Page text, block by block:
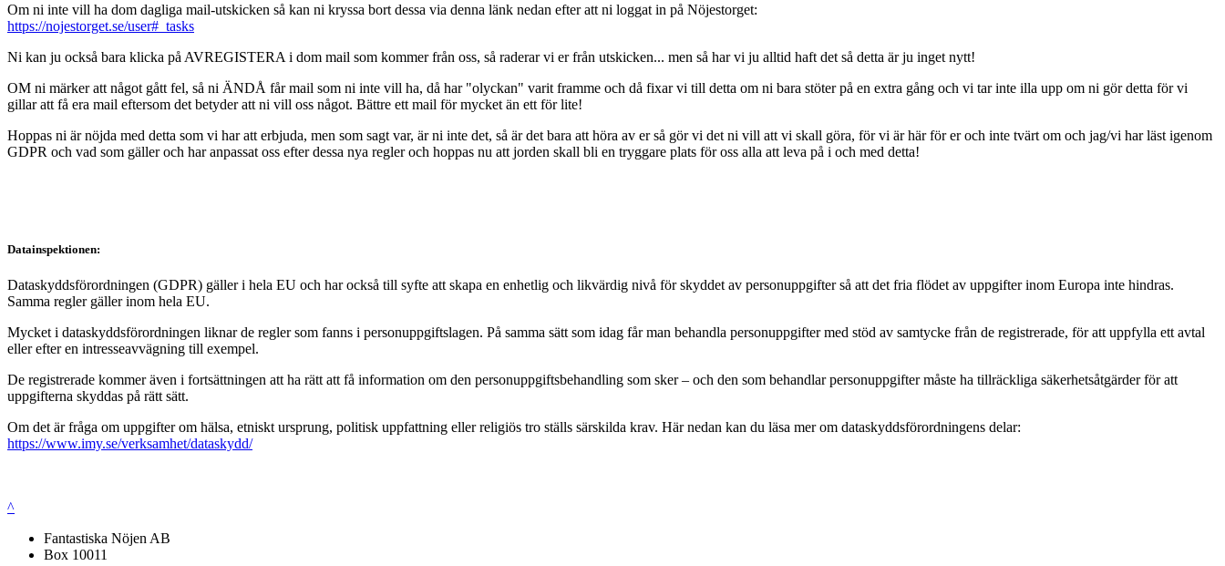
Om ni inte vill ha dom dagliga mail-utskicken så kan ni kryssa bort dessa via denna länk nedan efter att ni loggat in på Nöjestorget:
https://nojestorget.se/user#_tasks
Ni kan ju också bara klicka på AVREGISTERA i dom mail som kommer från oss, så raderar vi er från utskicken... men så har vi ju alltid haft det så detta är ju inget nytt!
OM ni märker att något gått fel, så ni ÄNDÅ får mail som ni inte vill ha, då har "olyckan" varit framme och då fixar vi till detta om ni bara stöter på en extra gång och vi tar inte illa upp om ni gör detta för vi
gillar att få era mail eftersom det betyder att ni vill oss något. Bättre ett mail för mycket än ett för lite!
Hoppas ni är nöjda med detta som vi har att erbjuda, men som sagt var, är ni inte det, så är det bara att höra av er så gör vi det ni vill att vi skall göra, för vi är här för er och inte tvärt om och jag/vi har läst igenom
GDPR och vad som gäller och har anpassat oss efter dessa nya regler och hoppas nu att jorden skall bli en tryggare plats för oss alla att leva på i och med detta!
Datainspektionen:
Dataskyddsförordningen (GDPR) gäller i hela EU och har också till syfte att skapa en enhetlig och likvärdig nivå för skyddet av personuppgifter så att det fria flödet av uppgifter inom Europa inte hindras.
Samma regler gäller inom hela EU.
Mycket i dataskyddsförordningen liknar de regler som fanns i personuppgiftslagen. På samma sätt som idag får man behandla personuppgifter med stöd av samtycke från de registrerade, för att uppfylla ett avtal
eller efter en intresseavvägning till exempel.
De registrerade kommer även i fortsättningen att ha rätt att få information om den personuppgiftsbehandling som sker – och den som behandlar personuppgifter måste ha tillräckliga säkerhetsåtgärder för att
uppgifterna skyddas på rätt sätt.
Om det är fråga om uppgifter om hälsa, etniskt ursprung, politisk uppfattning eller religiös tro ställs särskilda krav. Här nedan kan du läsa mer om dataskyddsförordningens delar:
https://www.imy.se/verksamhet/dataskydd/
^
Fantastiska Nöjen AB
Box 10011